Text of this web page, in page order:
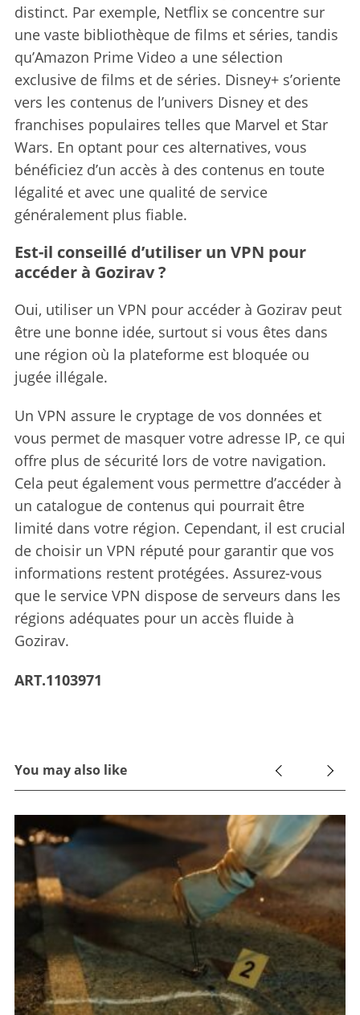
distinct. Par exemple, Netflix se concentre sur
une vaste bibliothèque de films et séries, tandis
qu’Amazon Prime Video a une sélection
exclusive de films et de séries. Disney+ s’oriente
vers les contenus de l’univers Disney et des
franchises populaires telles que Marvel et Star
Wars. En optant pour ces alternatives, vous
bénéficiez d’un accès à des contenus en toute
légalité et avec une qualité de service
généralement plus fiable.
Est-il conseillé d’utiliser un VPN pour
accéder à Gozirav ?
Oui, utiliser un VPN pour accéder à Gozirav peut
être une bonne idée, surtout si vous êtes dans
une région où la plateforme est bloquée ou
jugée illégale.
Un VPN assure le cryptage de vos données et
vous permet de masquer votre adresse IP, ce qui
offre plus de sécurité lors de votre navigation.
Cela peut également vous permettre d’accéder à
un catalogue de contenus qui pourrait être
limité dans votre région. Cependant, il est crucial
de choisir un VPN réputé pour garantir que vos
informations restent protégées. Assurez-vous
que le service VPN dispose de serveurs dans les
régions adéquates pour un accès fluide à
Gozirav.
ART.1103971
You may also like